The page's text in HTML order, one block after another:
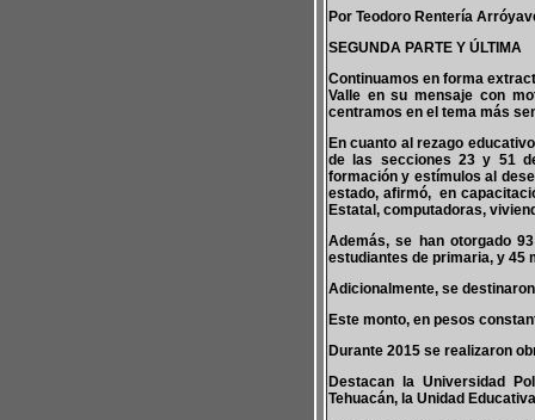
Por Teodoro Rentería
SEGUNDA PARTE Y ÚLTIMA
Continuamos en forma
Valle en su mensaje con
centramos en el tema más
En cuanto al rezago
de las secciones 23 y 51
formación y estímulos al
estado, afirmó, en
Estatal, computadoras,
Además, se han otorgado
estudiantes de primaria, y 45
Adicionalmente, se
Este monto, en pesos
Durante 2015 se realizaron
Destacan la Universidad
Tehuacán, la Unidad